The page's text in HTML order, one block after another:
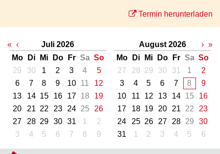
Termin herunterladen
« ‹
Juli 2026
Mo
Di Mi Do Fr Sa So
29
30 1 2 3 4
5
6
7 8 9 10 11
12
13
14 15 16 17 18
19
20
21 22 23 24 25
26
27
28 29 30 31 1
2
3
4 5 6 7 8 9
August 2026
Mo
Di Mi Do Fr Sa So
27
28 29 30 31 1
2
3
4 5 6 7 8
9
10
11 12 13 14 15
16
17
18 19 20 21 22
23
24
25 26 27 28 29
30
31
1 2 3 4 5 6
› »